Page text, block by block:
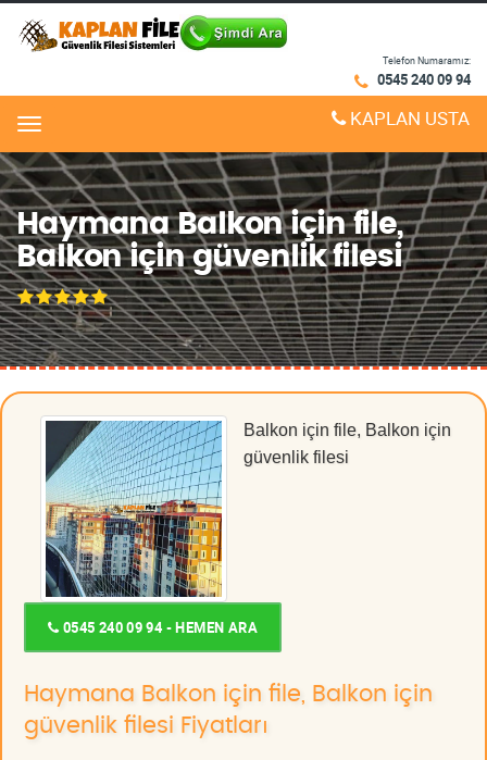
Telefon Numaramız:
0545 240 09 94
Menu KAPLAN USTA
Haymana Balkon için file,
Balkon için güvenlik filesi
Balkon için file, Balkon için
güvenlik filesi
0545 240 09 94 - HEMEN ARA
Haymana Balkon için file, Balkon için
güvenlik filesi Fiyatları